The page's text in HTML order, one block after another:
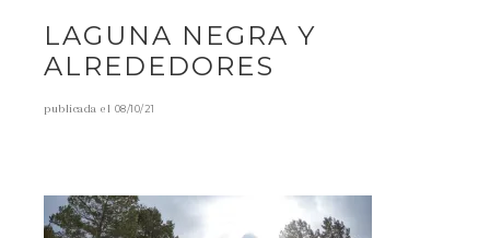
LAGUNA NEGRA Y
ALREDEDORES
publicada el 08/10/21